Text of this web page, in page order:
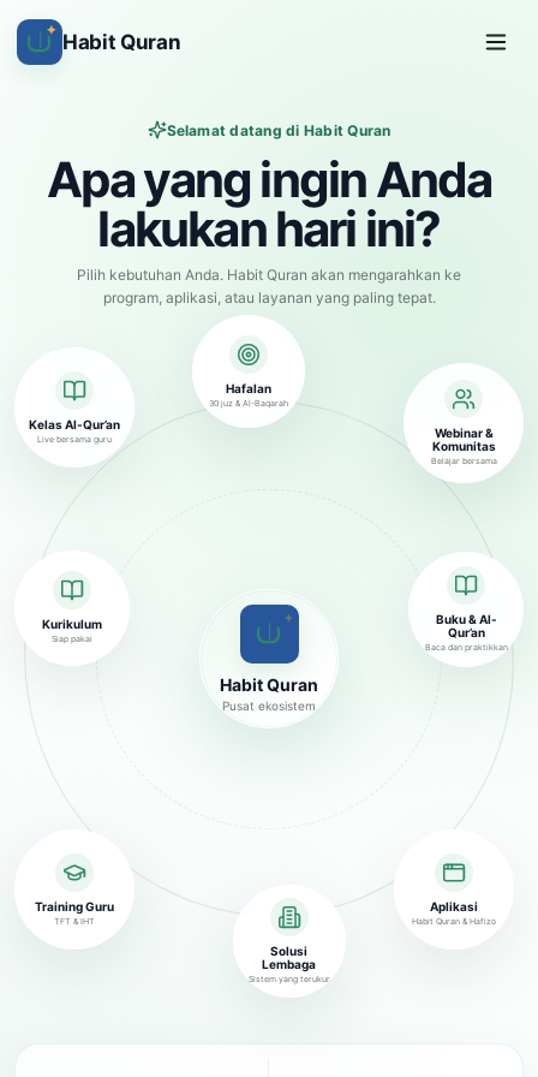
✦ Habit Quran
Selamat datang di Habit Quran
Apa yang ingin Anda
lakukan hari ini?
Pilih kebutuhan Anda. Habit Quran akan mengarahkan ke
program, aplikasi, atau layanan yang paling tepat.
✦
Habit Quran
Pusat ekosistem
Kelas Al-Qur’an
Live bersama guru
Hafalan
30 juz & Al-Baqarah
Buku & Al-
Qur’an
Baca dan praktikkan
Training Guru
TFT & IHT
Solusi
Lembaga
Sistem yang terukur
Kurikulum
Siap pakai
Aplikasi
Habit Quran & Hafizo
Webinar &
Komunitas
Belajar bersama